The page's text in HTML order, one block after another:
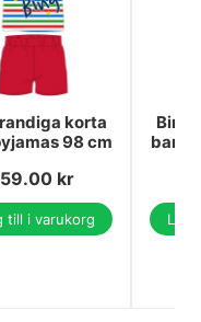
korta
98 cm
kr
till i varukorg
Bing